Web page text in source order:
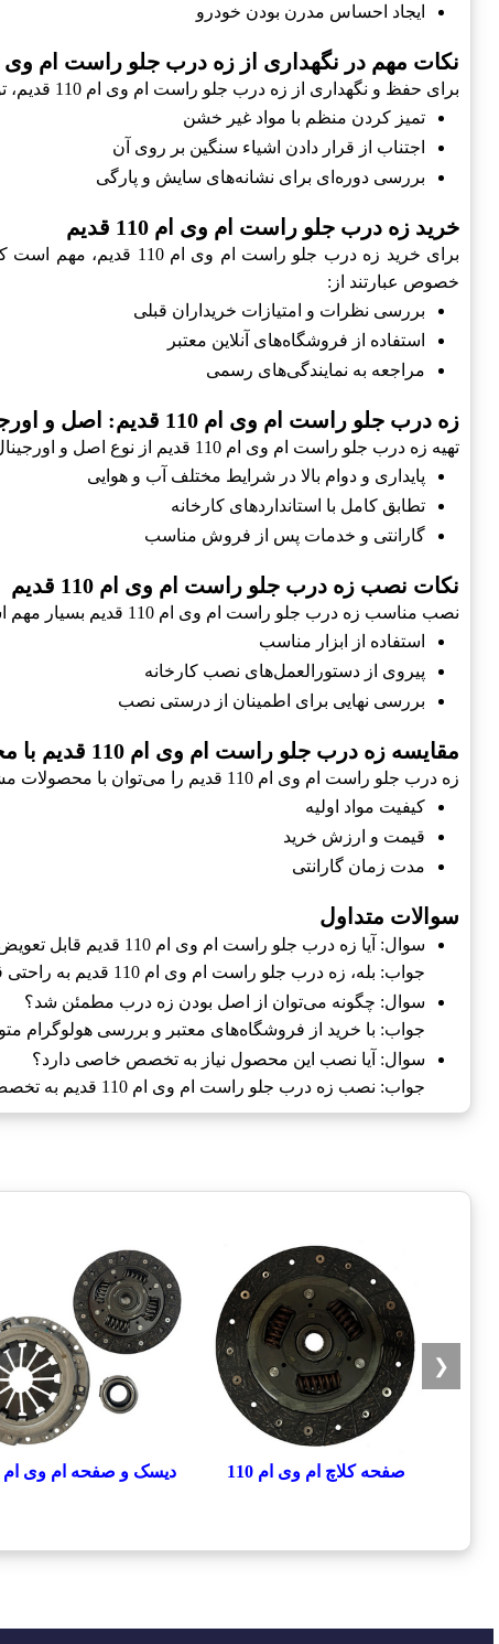
ایجاد احساس مدرن بودن خودرو
نکات مهم در نگهداری از زه درب جلو راست ام وی ام 110
برای حفظ و نگهداری از زه درب جلو راست ام وی ام 110 قدیم، توصیه‌هایی وجود دارد که می‌تواند به افزایش عمر مفید آن کمک کند. این نکات شامل:
تمیز کردن منظم با مواد غیر خشن
اجتناب از قرار دادن اشیاء سنگین بر روی آن
بررسی دوره‌ای برای نشانه‌های سایش و پارگی
خرید زه درب جلو راست ام وی ام 110 قدیم
برای خرید زه درب
خصوص عبارتند از:
بررسی نظرات و امتیازات خریداران قبلی
استفاده از فروشگاه‌های آنلاین معتبر
مراجعه به نمایندگی‌های رسمی
زه درب جلو راست ام وی ام 110 قدیم: اصل و اورجینال
تهیه زه درب جلو راست ام وی ام 110 قدیم از نوع اصل و اورجینال می‌تواند تأثیر به‌سزایی در عملکرد و دوام محصول داشته باشد. از ویژگی‌های مهم محصولات اصل و اورجینال می‌توان به:
پایداری و دوام بالا در شرایط مختلف آب و هوایی
تطابق کامل با استانداردهای کارخانه
گارانتی و خدمات پس از فروش مناسب
نکات نصب زه درب جلو راست ام وی ام 110 قدیم
نصب مناسب زه درب جلو راست ام وی ام 110 قدیم بسیار مهم است. در صورتی که نصب به درستی انجام نشود، ممکن است کارایی لازم را نداشته باشد. نکات نصب شامل:
استفاده از ابزار مناسب
پیروی از دستورالعمل‌های نصب کارخانه
بررسی نهایی برای اطمینان از درستی نصب
مقایسه زه درب جلو راست ام وی ام 110 قدیم با محصولات مشابه
زه درب جلو راست ام وی ام 110 قدیم را می‌توان با محصولات مشابه از برندهای دیگر مقایسه کرد. این مقایسه می‌تواند به خریداران در انتخاب بهترین محصول کمک کند. نکات مقایسه عبارتند از:
کیفیت مواد اولیه
قیمت و ارزش خرید
مدت زمان گارانتی
سوالات متداول
سوال: آیا زه درب جلو راست ام وی ام 110 قدیم قابل تعویض است؟
جواب: بله، زه درب جلو راست ام وی ام 110 قدیم به راحتی قابل تعویض است.
سوال: چگونه می‌توان از اصل بودن زه درب مطمئن شد؟
جواب: با خرید از فروشگاه‌های معتبر و بررسی هولوگرام
سوال: آیا نصب این محصول نیاز به تخصص خاصی دارد؟
جواب: نصب زه درب جلو راست ام وی ام 110 قدیم به تخصص خاصی نیاز ندارد و می‌توان آن را با کمی دقت انجام داد.
صفحه کلاچ ام وی ام 110 دیسک و صفحه ام وی ام
❮